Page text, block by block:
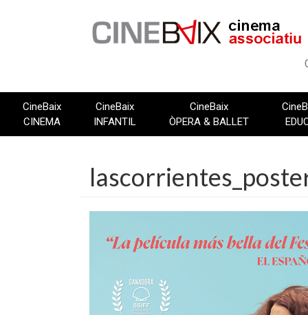
CineBaix
CINEMA
CineBaix
INFANTIL
CineBaix
ÒPERA & BALLET